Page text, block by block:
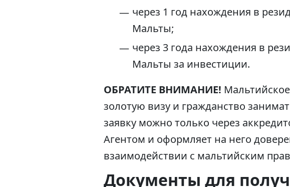
через 1 год нахождения в
Мальты;
через 3 года нахождения в
Мальты за инвестиции.
ОБРАТИТЕ ВНИМАНИЕ!
золотую визу и гражданство
заявку можно только через
Агентом и оформляет на него
взаимодействии с мальтийским
Документы для